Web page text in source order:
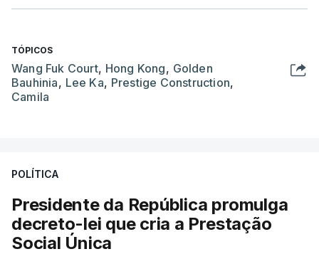
TÓPICOS
Wang Fuk Court, Hong Kong, Golden
Bauhinia, Lee Ka, Prestige Construction,
Camila
POLÍTICA
Presidente da República promulga
decreto-lei que cria a Prestação
Social Única